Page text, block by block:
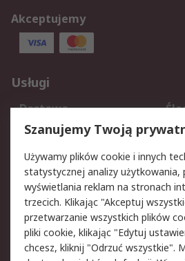
Akceptujemy
Usługi
Dostawa
Reklamacje i zwroty
Aspekty prawne
Bezpieczeństwo e-
maila
Polityka prywatności
Szanujemy Twoją
Używamy plików cookie i innych
statystycznej analizy użytkowania,
wyświetlania reklam na stronach
trzecich. Klikając "Akceptuj
przetwarzanie wszystkich plików
pliki cookie, klikając "Edytuj
chcesz, kliknij "Odrzuć wszystkie".